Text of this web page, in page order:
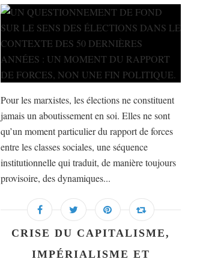
Pour les marxistes, les élections ne constituent
jamais un aboutissement en soi. Elles ne sont
qu’un moment particulier du rapport de forces
entre les classes sociales, une séquence
institutionnelle qui traduit, de manière toujours
provisoire, des dynamiques...
CRISE DU CAPITALISME,
IMPÉRIALISME ET